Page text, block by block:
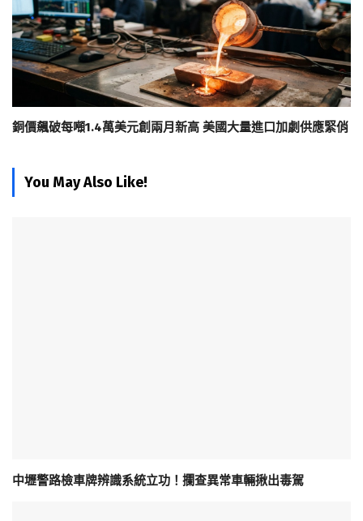
銅價飆破每噸1.4萬美元創兩月新高 美國大量進口加劇供應緊俏
You May Also Like!
中壢警路檢車牌辨識系統立功！攔查異常車輛揪出毒駕